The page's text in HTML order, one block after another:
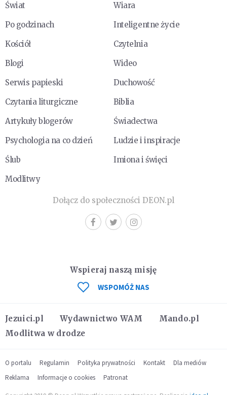
Świat
Wiara
Po godzinach
Inteligentne życie
Kościół
Czytelnia
Blogi
Wideo
Serwis papieski
Duchowość
Czytania liturgiczne
Biblia
Artykuły blogerów
Świadectwa
Psychologia na co dzień
Ludzie i inspiracje
Ślub
Imiona i święci
Modlitwy
Dołącz do społeczności DEON.pl
Jezuici.pl Wydawnictwo WAM
Mando.pl
Modlitwa w drodze
Wspieraj naszą misję
WSPOMÓŻ NAS
O portalu Regulamin Polityka prywatności Kontakt
Dla mediów
Reklama
Informacje o cookies Patronat